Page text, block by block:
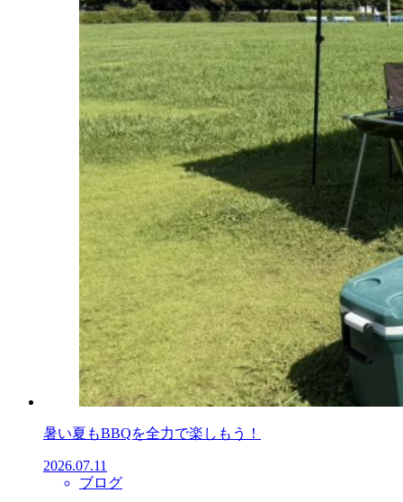
暑い夏もBBQを全力で楽しもう！
2026.07.11
ブログ